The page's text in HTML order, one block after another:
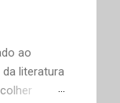
Bom,
ao
literatura